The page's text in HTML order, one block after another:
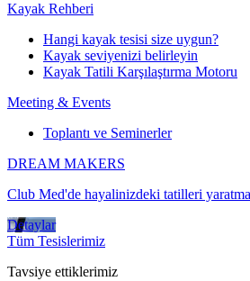
Kayak Rehberi
Hangi kayak tesisi size uygun?
Kayak seviyenizi belirleyin
Kayak Tatili Karşılaştırma Motoru
Meeting & Events
Toplantı ve Seminerler
DREAM MAKERS
Club Med'de hayalinizdeki tatilleri
Detaylar
Tüm Tesislerimiz
Tavsiye ettiklerimiz